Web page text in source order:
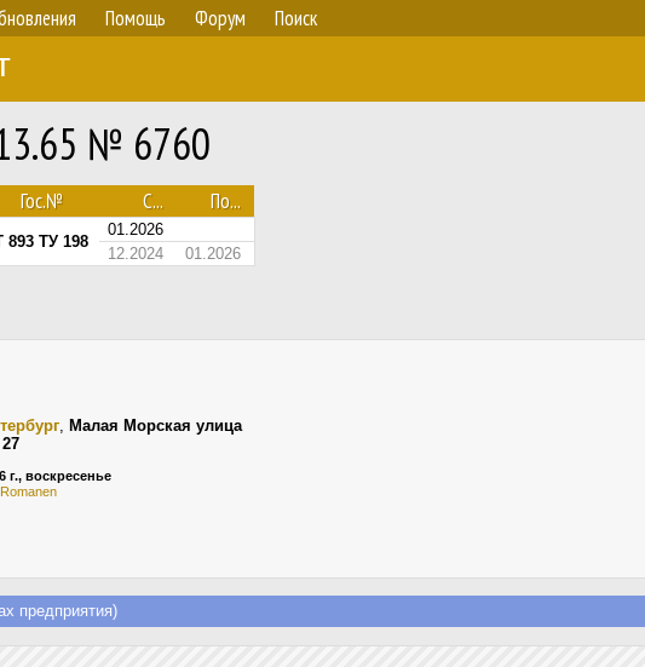
Помощь Форум Поиск
№ 6760
Гос.№ С... По...
893 ТУ 198
01.2026
12.2024 01.2026
, Малая Морская улица
27
г., воскресенье
предприятия)